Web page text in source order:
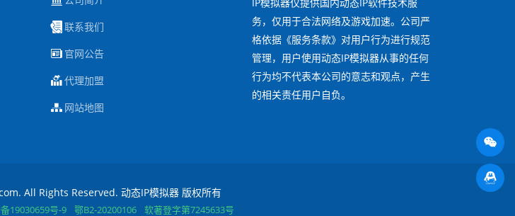
联系我们
官网公告
代理加盟
网站地图
务，仅用于合法网络及游戏加速。公司严
格依据《服务条款》对用户行为进行规范
管理，用户使用动态IP模拟器从事的任何
行为均不代表本公司的意志和观点，产生
的相关责任用户自负。
All Rights Reserved. 动态IP模拟器 版权所有
19030659号-9 鄂B2-20200106 软著登字第7245633号